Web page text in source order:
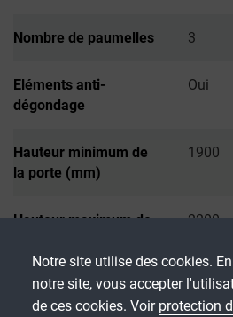
Nombre de paumelles 3
Eléments anti-
dégondage
Oui
Hauteur minimum de
la porte (mm)
1900
Hauteur maximum de
2200
Largeur minimum de
la porte (mm)
700
Notre site utilise des cookies.
notre site, vous accepter
de ces cookies. Voir protection